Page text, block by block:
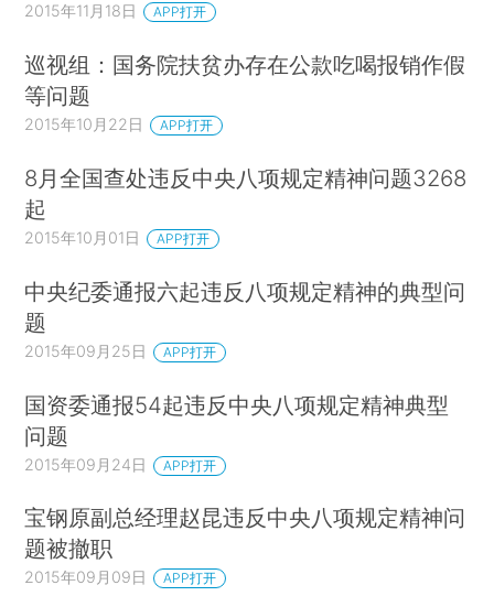
2015年11月18日 APP打开
巡视组：国务院扶贫办存在公款吃喝报销作假
等问题
2015年10月22日 APP打开
8月全国查处违反中央八项规定精神问题3268
起
2015年10月01日 APP打开
中央纪委通报六起违反八项规定精神的典型问
题
2015年09月25日 APP打开
国资委通报54起违反中央八项规定精神典型
问题
2015年09月24日 APP打开
宝钢原副总经理赵昆违反中央八项规定精神问
题被撤职
2015年09月09日 APP打开